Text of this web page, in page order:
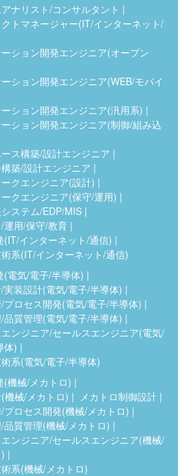
ナリスト/コンサルタント
トマネージャー(IT/インターネット/
ション開発エンジニア(オープン
ション開発エンジニア(WEB/モバイ
ション開発エンジニア(汎用系)
ション開発エンジニア(制御/組み込
ス構築/設計エンジニア
築/設計エンジニア
クエンジニア(設計)
クエンジニア(保守/運用)
ステム/EDP/MIS
運用/保守/教育
(IT/インターネット/通信)
系(IT/インターネット/通信)
(電気/電子/半導体)
実装設計(電気/電子/半導体)
プロセス開発(電気/電子/半導体)
品質管理(電気/電子/半導体)
ンジニア/セールスエンジニア(電気/
体)
系(電気/電子/半導体)
(機械/メカトロ)
機械/メカトロ)
メカトロ制御設計
プロセス開発(機械/メカトロ)
品質管理(機械/メカトロ)
ンジニア/セールスエンジニア(機械/
系(機械/メカトロ)